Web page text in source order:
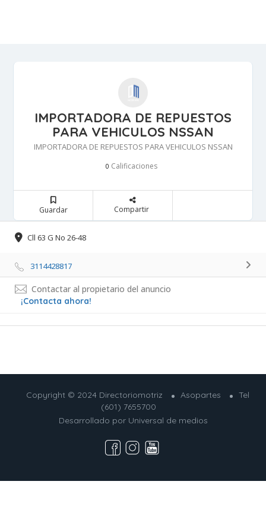
IMPORTADORA DE REPUESTOS
PARA VEHICULOS NSSAN
IMPORTADORA DE REPUESTOS PARA VEHICULOS NSSAN
0 Calificaciones
Guardar Compartir
Cll 63 G No 26-48
3114428817
Contactar al propietario del anuncio
¡Contacta ahora!
Copyright © 2024 Directoriomotriz Asopartes
Tel
(601) 7655700
Desarrollado por Universal de medios